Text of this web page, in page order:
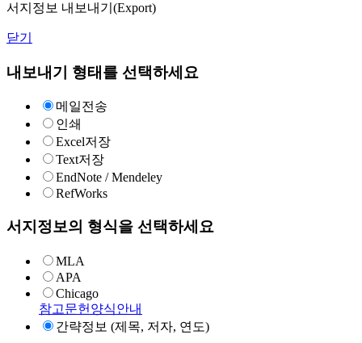
서지정보 내보내기(Export)
닫기
내보내기 형태를 선택하세요
메일전송
인쇄
Excel저장
Text저장
EndNote / Mendeley
RefWorks
서지정보의 형식을 선택하세요
MLA
APA
Chicago
참고문헌양식안내
간략정보 (제목, 저자, 연도)